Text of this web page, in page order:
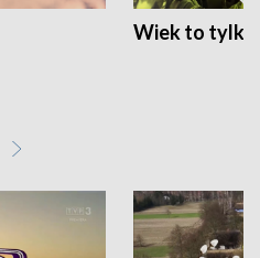
Wiek to tylko